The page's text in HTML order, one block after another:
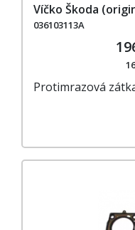
Víčko Škoda
036103113A
Protimrazová